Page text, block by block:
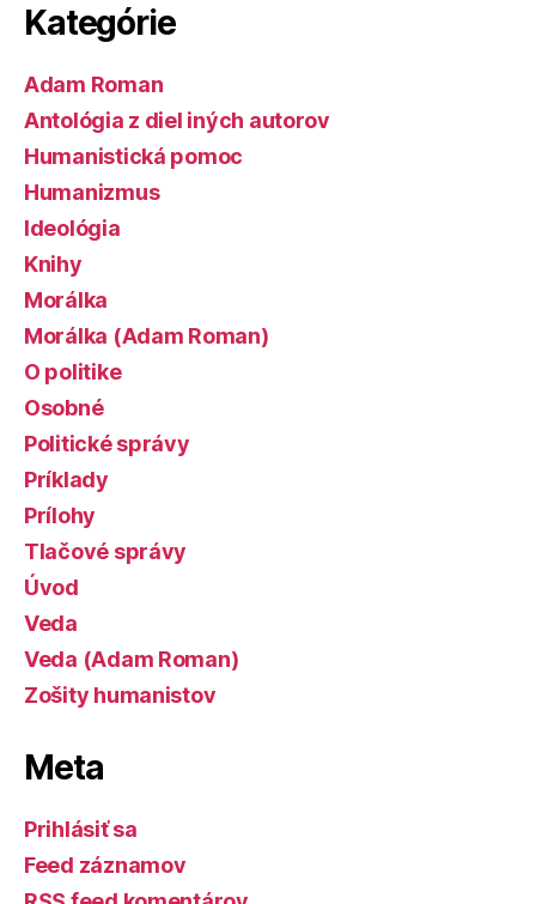
Kategórie
Adam Roman
Antológia z diel iných autorov
Humanistická pomoc
Humanizmus
Ideológia
Knihy
Morálka
Morálka (Adam Roman)
O politike
Osobné
Politické správy
Príklady
Prílohy
Tlačové správy
Úvod
Veda
Veda (Adam Roman)
Zošity humanistov
Meta
Prihlásiť sa
Feed záznamov